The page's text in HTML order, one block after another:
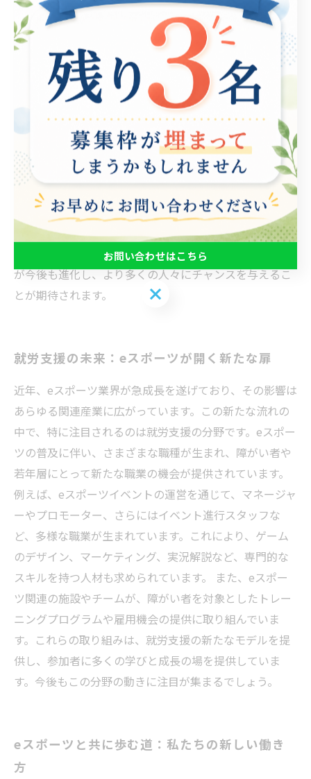
ポーツを取り入れた就労支援プログラムがいくつか登場
しています。たとえば、障がい者支援団体が開催してい
るイベントでは、参加者がeスポーツのトーナメントを
通じて、チームワークやコミュニケーションスキルを磨
くことができると好評です。このようなイベントでは、
実際の職場環境に近い状況を体験することができ、社会
参加を促進します。 また、若年層を対象としたプログラ
ムも増えてきました。専門学校や企業と連携し、eスポー
ツの運営やマーケティングについて学ぶコースが設けら
れており、将来の職業選択に直結するスキルを身につけ
る機会を提供しています。これにより、eスポーツ産業で
のキャリア形成が可能となり、さらなる就労支援の展望
が開かれています。eスポーツを活用した多様な支援方法
が今後も進化し、より多くの人々にチャンスを与えるこ
とが期待されます。
就労支援の未来：eスポーツが開く新たな扉
近年、eスポーツ業界が急成長を遂げており、その影響は
あらゆる関連産業に広がっています。この新たな流れの
中で、特に注目されるのは就労支援の分野です。eスポー
ツの普及に伴い、さまざまな職種が生まれ、障がい者や
若年層にとって新たな職業の機会が提供されています。
例えば、eスポーツイベントの運営を通じて、マネージャ
ーやプロモーター、さらにはイベント進行スタッフな
ど、多様な職業が生まれています。これにより、ゲーム
のデザイン、マーケティング、実況解説など、専門的な
スキルを持つ人材も求められています。 また、eスポー
ツ関連の施設やチームが、障がい者を対象としたトレー
ニングプログラムや雇用機会の提供に取り組んでいま
す。これらの取り組みは、就労支援の新たなモデルを提
供し、参加者に多くの学びと成長の場を提供していま
す。今後もこの分野の動きに注目が集まるでしょう。
eスポーツと共に歩む道：私たちの新しい働き
方
お問い合わせはこちら
お問い合わせはこちら